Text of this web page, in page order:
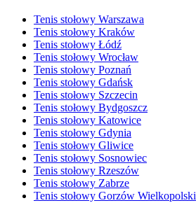
Tenis stołowy Warszawa
Tenis stołowy Kraków
Tenis stołowy Łódź
Tenis stołowy Wrocław
Tenis stołowy Poznań
Tenis stołowy Gdańsk
Tenis stołowy Szczecin
Tenis stołowy Bydgoszcz
Tenis stołowy Katowice
Tenis stołowy Gdynia
Tenis stołowy Gliwice
Tenis stołowy Sosnowiec
Tenis stołowy Rzeszów
Tenis stołowy Zabrze
Tenis stołowy Gorzów Wielkopolski